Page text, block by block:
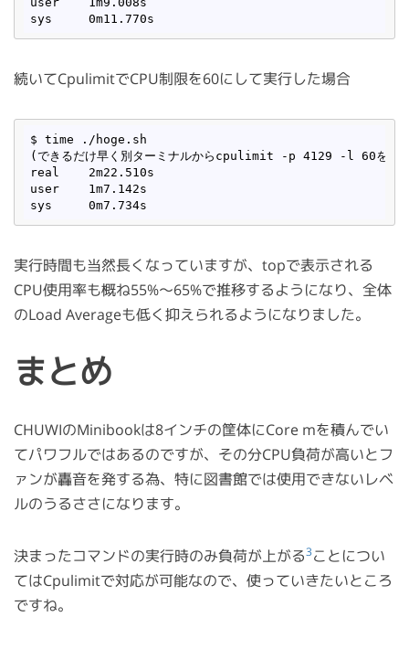
続いてCpulimitでCPU制限を60にして実行した場合
$ time ./hoge.sh
(できるだけ早く別ターミナルからcpulimit -p 4129 -l 60を実
real	2m22.510s
user	1m7.142s
実行時間も当然長くなっていますが、topで表示される
CPU使用率も概ね55%〜65%で推移するようになり、全体
のLoad Averageも低く抑えられるようになりました。
まとめ
CHUWIのMinibookは8インチの筐体にCore mを積んでい
てパワフルではあるのですが、その分CPU負荷が高いとフ
ァンが轟音を発する為、特に図書館では使用できないレベ
ルのうるささになります。
決まったコマンドの実行時のみ負荷が上がる3 ことについ
てはCpulimitで対応が可能なので、使っていきたいところ
ですね。